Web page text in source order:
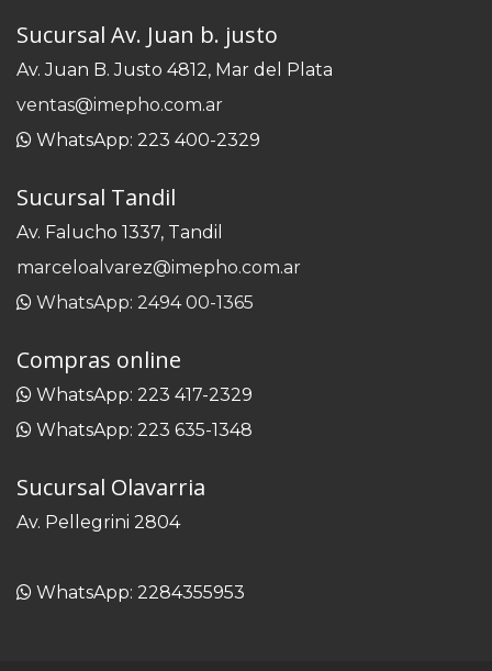
Sucursal Av. Juan b. justo
Av. Juan B. Justo 4812, Mar del Plata
ventas@imepho.com.ar
WhatsApp: 223 400-2329
Sucursal Tandil
Av. Falucho 1337, Tandil
marceloalvarez@imepho.com.ar
WhatsApp: 2494 00-1365
Compras online
WhatsApp: 223 417-2329
WhatsApp: 223 635-1348
Sucursal Olavarria
Av. Pellegrini 2804
WhatsApp: 2284355953